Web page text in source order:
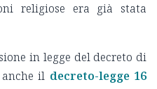
religiose era già stata
in legge del decreto di
il decreto-legge 16